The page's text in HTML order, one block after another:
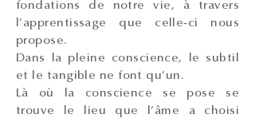
fondations de notre vie, à travers
l’apprentissage que celle-ci nous
propose.
Dans la pleine conscience, le subtil
et le tangible ne font qu’un.
Là où la conscience se pose se
trouve le lieu que l’âme a choisi